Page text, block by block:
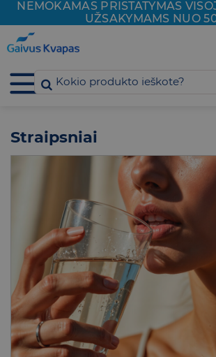
Skip
to
content
NEMOKAMAS PRISTATYMAS
UŽSAKYMAMS NUO
Straipsniai